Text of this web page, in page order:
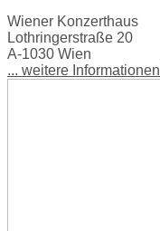
Wiener Konzerthaus
Lothringerstraße 20
A-1030 Wien
... weitere Informationen